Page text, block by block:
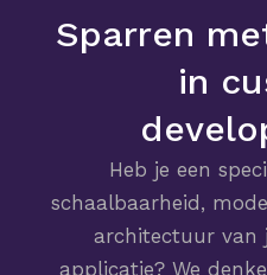
Sparren
in
Heb je een
schaalbaarheid,
architectuur van
applicatie? We